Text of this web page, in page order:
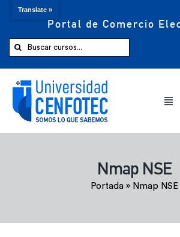
Portal de Comercio
Buscar:
Comprar ahora
Nmap NSE
Portada » Nmap NSE
Translate »